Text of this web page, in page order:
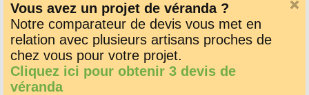
ci s
Vous avez un projet de véranda ?
Notre comparateur de devis vous met en
relation avec plusieurs artisans proches de
chez vous pour votre projet.
Cliquez ici pour obtenir 3 devis de
véranda